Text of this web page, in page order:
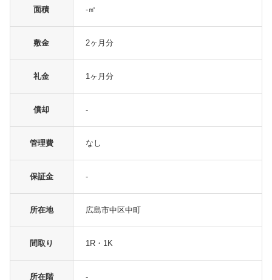
面積 -㎡
敷金 2ヶ月分
礼金 1ヶ月分
償却 -
管理費 なし
保証金 -
所在地 広島市中区中町
間取り 1R・1K
所在階 -